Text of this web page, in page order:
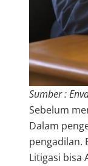
Sumber :
Sebelum
Dalam
pengadilan.
Litigasi bisa